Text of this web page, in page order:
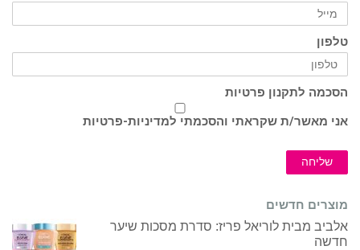
טלפון
הסכמה לתקנון פרטיות
אני מאשר/ת שקראתי והסכמתי למדיניות-פרטיות
שליחה
מוצרים חדשים
אלביב מבית לוריאל פריז: סדרת מסכות שיער
חדשה